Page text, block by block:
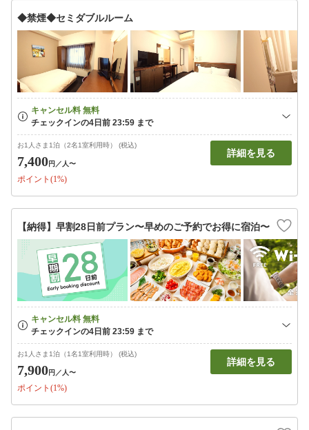
◆禁煙◆セミダブルルーム
お1人さま1泊（2名1室利用時） (税込)
7,400円 ／人〜
ポイント(1%)
詳細を見る
【納得】早割28日前プラン〜早めのご予約でお得に宿泊〜
お1人さま1泊（1名1室利用時） (税込)
7,900円 ／人〜
ポイント(1%)
詳細を見る